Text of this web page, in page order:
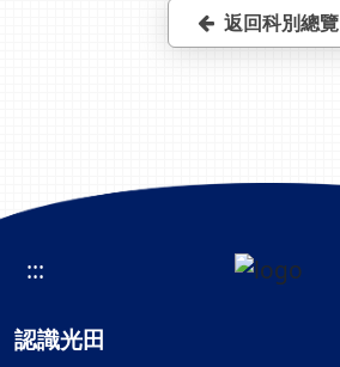
返回科別總覽
:::
認識光田